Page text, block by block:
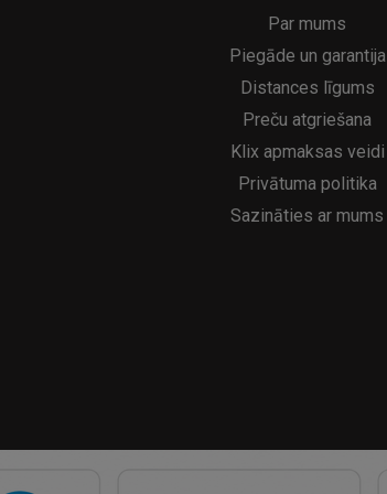
21.95€
Par mums
Piegāde un garantija
Distances līgums
Preču atgriešana
Klix apmaksas veidi
Privātuma politika
Sazināties ar mums